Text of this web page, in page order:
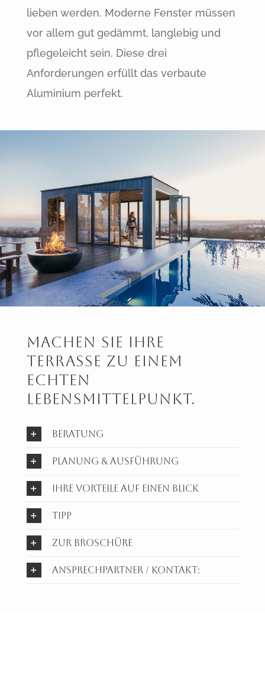
lieben werden. Moderne Fenster müssen
vor allem gut gedämmt, langlebig und
pflegeleicht sein. Diese drei
Anforderungen erfüllt das verbaute
Aluminium perfekt.
Machen Sie Ihre
Terrasse Zu Einem
Echten
Lebensmittelpunkt.
BERATUNG
PLANUNG & AUSFÜHRUNG
Ihre Vorteile auf einen Blick
TIPP
zur Broschüre
Ansprechpartner / Kontakt: